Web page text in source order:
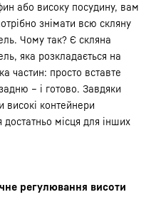
або високу посудину, вам
знімати всю скляну
Чому так? Є скляна
яка розкладається на
частин: просто вставте
– і готово. Завдяки
високі контейнери
місця для інших
регулювання висоти